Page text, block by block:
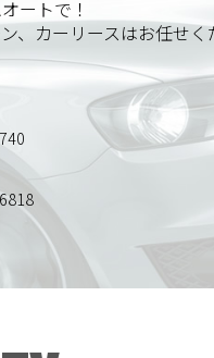
ートで！
、カーリースはお任せく